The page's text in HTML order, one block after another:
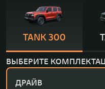
TANK 300
ВЫБЕРИТЕ
ДРАЙВ